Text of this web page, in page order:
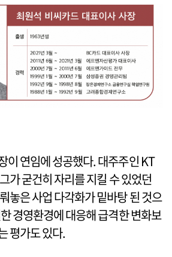
이 연임에 성공했다. 대주주인 KT
가 굳건히 자리를 지킬 수 있었던
놓은 사업 다각화가 밑바탕 된 것으
경영환경에 대응해 급격한 변화보
평가도 있다.